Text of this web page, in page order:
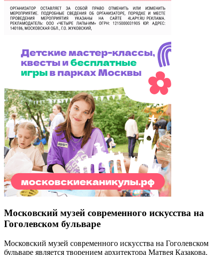
Московский музей современного искусства на
Гоголевском бульваре
Московский музей современного искусства на Гоголевском
бульваре является творением архитектора Матвея Казакова.